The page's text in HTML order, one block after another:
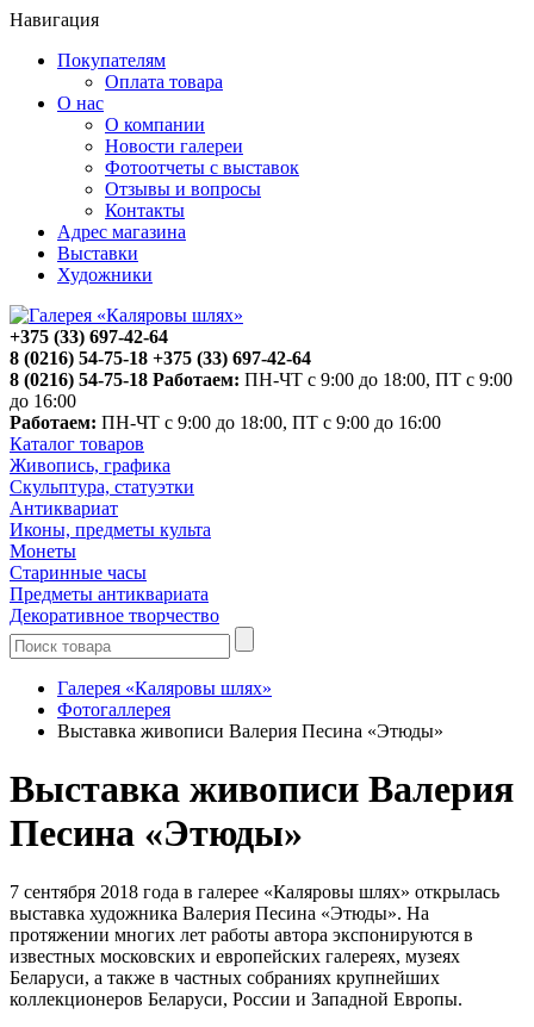
Навигация
Покупателям
Оплата товара
О нас
О компании
Новости галереи
Фотоотчеты с выставок
Отзывы и вопросы
Контакты
Адрес магазина
Выставки
Художники
+375 (33) 697-42-64
8 (0216) 54-75-18 +375 (33) 697-42-64
8 (0216) 54-75-18 Работаем: ПН-ЧТ с 9:00 до 18:00, ПТ с 9:00
до 16:00
Работаем: ПН-ЧТ с 9:00 до 18:00, ПТ с 9:00 до 16:00
Каталог товаров
Живопись, графика
Скульптура, статуэтки
Антиквариат
Иконы, предметы культа
Монеты
Старинные часы
Предметы антиквариата
Декоративное творчество
Галерея «Каляровы шлях»
Фотогаллерея
Выставка живописи Валерия Песина «Этюды»
Выставка живописи Валерия
Песина «Этюды»
7 сентября 2018 года в галерее «Каляровы шлях» открылась
выставка художника Валерия Песина «Этюды». На
протяжении многих лет работы автора экспонируются в
известных московских и европейских галереях, музеях
Беларуси, а также в частных собраниях крупнейших
коллекционеров Беларуси, России и Западной Европы.